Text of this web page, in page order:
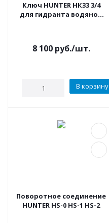
Ключ HUNTER НК33 3/4
для гидранта водяной
8 100руб./шт.
В корзину
Поворотное соединение
HUNTER HS-0 HS-1 HS-2